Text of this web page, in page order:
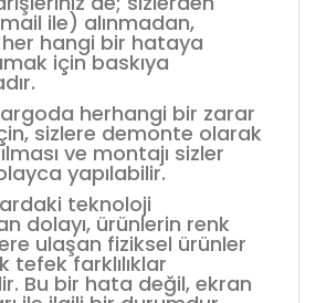
ile) alınmadan,
hangi bir hataya
için baskıya
herhangi bir zarar
sizlere demonte olarak
ve montajı sizler
yapılabilir.
teknoloji
dolayı, ürünlerin renk
ulaşan fiziksel ürünler
tefek farklılıklar
Bu bir hata değil, ekran